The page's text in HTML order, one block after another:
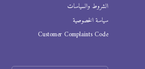
الشروط والسياسات
سياسة الخصوصية
Customer Complaints Code